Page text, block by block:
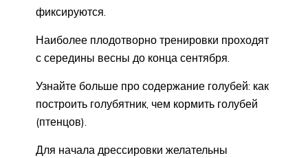
фиксируются.
Наиболее плодотворно тренировки проходят
с середины весны до конца сентября.
Узнайте больше про содержание голубей: как
построить голубятник, чем кормить голубей
(птенцов).
Для начала дрессировки желательны